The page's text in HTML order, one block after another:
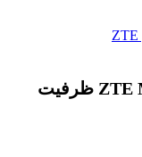
باتری مودم همراه ایرانسل ZTE MF910 ظرفیت